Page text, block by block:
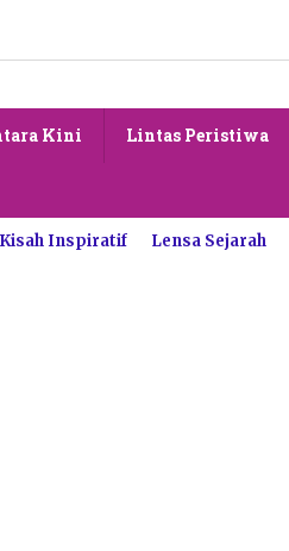
Kini Lintas Peristiwa
Kisah Inspiratif Lensa Sejarah